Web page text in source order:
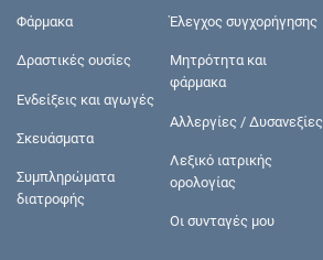
Φάρμακα
Δραστικές ουσίες
Ενδείξεις και αγωγές
Σκευάσματα
Συμπληρώματα
διατροφής
Έλεγχος συγχορήγησης
Μητρότητα και
φάρμακα
Αλλεργίες / Δυσανεξίες
Λεξικό ιατρικής
ορολογίας
Οι συνταγές μου